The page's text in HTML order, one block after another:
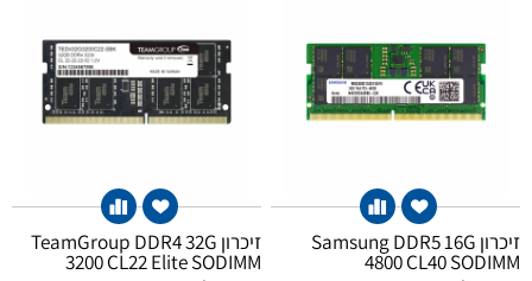
זיכרון Samsung DDR5 16G
4800 CL40 SODIMM
זיכרון TeamGroup DDR4 32G
3200 CL22 Elite SODIMM